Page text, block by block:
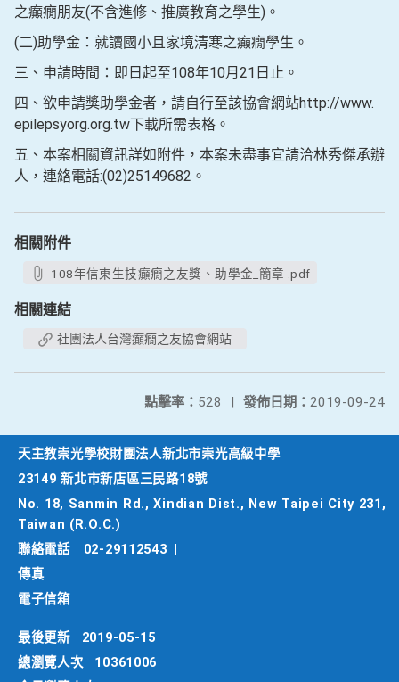
之癲癇朋友(不含進修、推廣教育之學生)。
(二)助學金：就讀國小且家境清寒之癲癇學生。
三、申請時間：即日起至108年10月21日止。
四、欲申請獎助學金者，請自行至該協會網站http://www.
epilepsyorg.org.tw下載所需表格。
五、本案相關資訊詳如附件，本案未盡事宜請洽林秀傑承辦
人，連絡電話:(02)25149682。
相關附件
108年信東生技癲癇之友獎、助學金_簡章 .pdf
相關連結
社團法人台灣癲癇之友協會網站
發佈日期： 2019-09-24
點擊率： 528 |
天主教崇光學校財團法人新北市崇光高級中學
23149 新北市新店區三民路18號
No. 18, Sanmin Rd., Xindian Dist., New Taipei City 231,
Taiwan (R.O.C.)
聯絡電話
02-29112543
傳真
電子信箱
最後更新
2019-05-15
總瀏覽人次
10361006